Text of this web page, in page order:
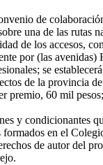
de
una de las rutas
de los accesos,
por (las
se
de la provincia
premio, 60 mil
y condicionantes
en el
de autor del